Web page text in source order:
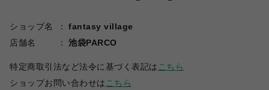
ショップ名
fantasy village
店舗名
池袋PARCO
特定商取引法など法令に基づく表記は こちら
ショップお問い合わせは こちら